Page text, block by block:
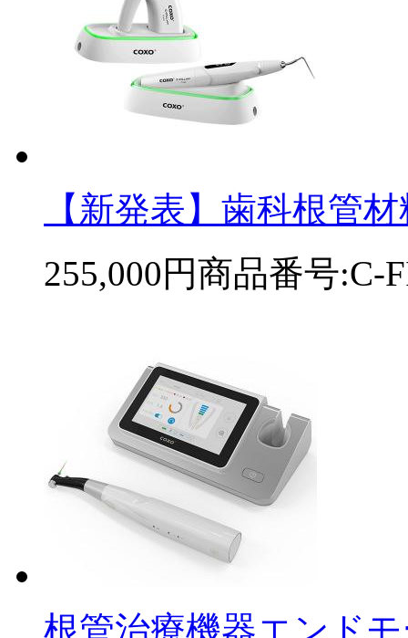
【新発表】歯科根管
255,000円商品番号:C-
根管治療機器エンド